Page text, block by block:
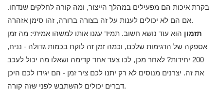
בקרת איכות הם מפעילים במהלך הייצור, ומה קורה לחלקים שנדחו.
אם הם לא יכולים לענות על זה בצורה ברורה, זהו סימן אזהרה.
תזמון הוא עוד נושא חשוב. תמיד עגנו אותו למשהו אמיתי: מה זמן
אספקה ​​של הדגימות שלכם, וכמה זמן זה לוקח בכמות גדולה - נניח,
200 יחידות? לאחר מכן, לכו צעד אחד קדימה ושאלו מה יכול לעכב
את זה. יצרנים מנוסים לא רק יתנו לכם ציר זמן - הם יגידו לכם היכן
דברים יכולים להשתבש לפני שזה קורה.